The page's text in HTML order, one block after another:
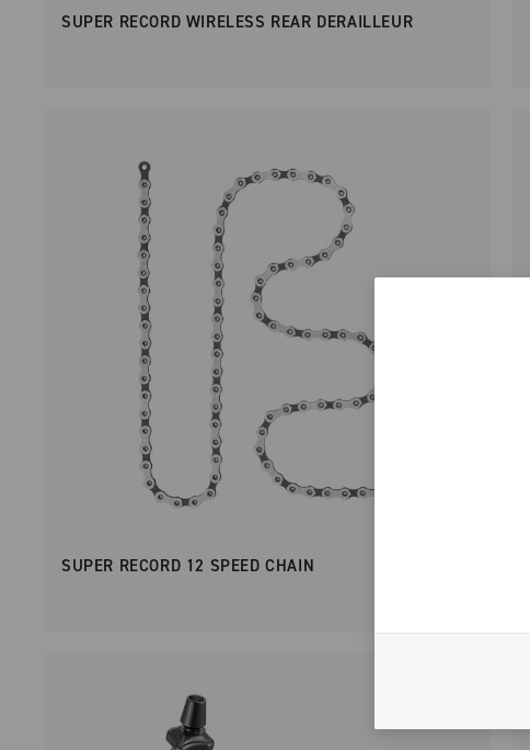
SUPER RECORD WIRELESS REAR DERAILLEUR
SUPER RECORD 12 SPEED CHAIN